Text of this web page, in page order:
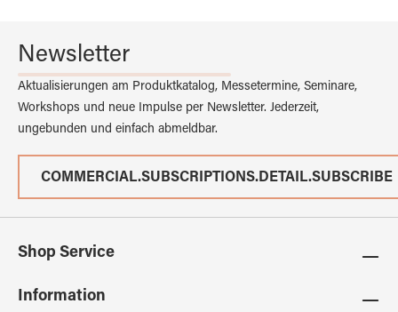
Newsletter
Aktualisierungen am Produktkatalog, Messetermine, Seminare,
Workshops und neue Impulse per Newsletter. Jederzeit,
ungebunden und einfach abmeldbar.
COMMERCIAL.SUBSCRIPTIONS.DETAIL.SUBSCRIBE
Shop Service
Information